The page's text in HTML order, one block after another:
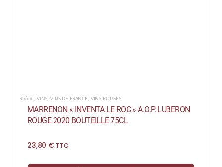
Rhône VINS ,VINS DE FRANCE VINS ROUGES
MARRENON « INVENTA LE ROC » A.O.P. LUBERON
ROUGE 2020 BOUTEILLE 75CL
23,80 € TTC